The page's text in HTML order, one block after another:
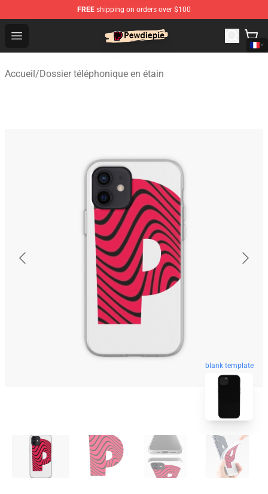
FREE shipping on orders over $100
Open menu
PewDiePie Store - Official PewDiePie Merchandise Shop
Accueil/Dossier téléphonique en étain
blank template